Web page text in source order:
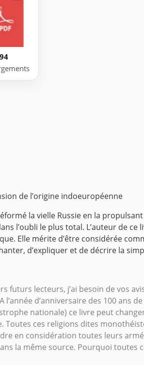
de l’origine indoeuropéenne
la vielle Russie en la
l’oubli le plus total. L’auteur de
Elle mérite d’être considérée
d’expliquer et de décrire la
futurs lecteurs, j’ai besoin de vos
d’anniversaire des 100 ans de
nationale) ce livre peut
ces religions dites
en considération toutes leurs
la même source. Pourquoi toutes